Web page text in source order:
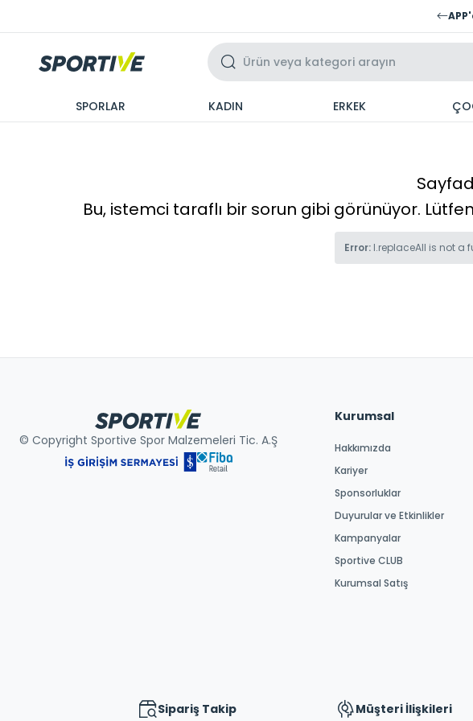
SPORLAR KADIN ERKEK
Bu, istemci taraflı bir sorun gibi görünüyor.
Error: l.replaceAll is not a
© Copyright Sportive Spor Malzemeleri Tic. A.Ş
Kurumsal
Hakkımızda
Kariyer
Sponsorluklar
Duyurular ve Etkinlikler
Kampanyalar
Sportive CLUB
Kurumsal Satış
Sipariş Takip Müşteri İlişkileri